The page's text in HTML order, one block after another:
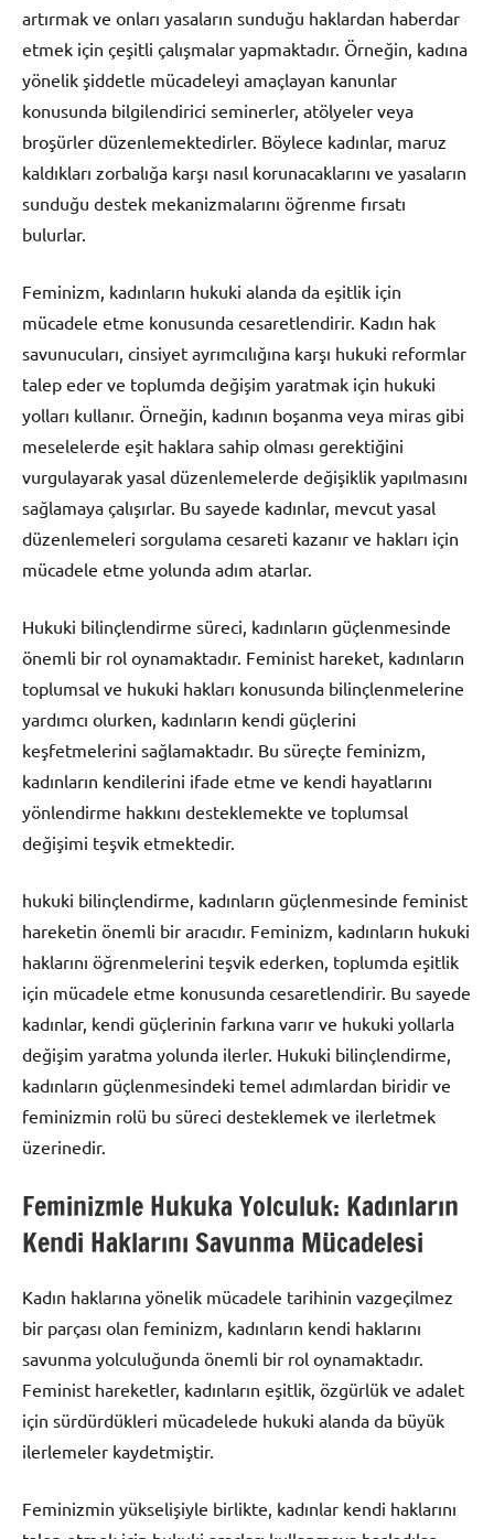
artırmak ve onları yasaların sunduğu haklardan haberdar
etmek için çeşitli çalışmalar yapmaktadır. Örneğin, kadına
yönelik şiddetle mücadeleyi amaçlayan kanunlar
konusunda bilgilendirici seminerler, atölyeler veya
broşürler düzenlemektedirler. Böylece kadınlar, maruz
kaldıkları zorbalığa karşı nasıl korunacaklarını ve yasaların
sunduğu destek mekanizmalarını öğrenme fırsatı
bulurlar.
Feminizm, kadınların hukuki alanda da eşitlik için
mücadele etme konusunda cesaretlendirir. Kadın hak
savunucuları, cinsiyet ayrımcılığına karşı hukuki reformlar
talep eder ve toplumda değişim yaratmak için hukuki
yolları kullanır. Örneğin, kadının boşanma veya miras gibi
meselelerde eşit haklara sahip olması gerektiğini
vurgulayarak yasal düzenlemelerde değişiklik yapılmasını
sağlamaya çalışırlar. Bu sayede kadınlar, mevcut yasal
düzenlemeleri sorgulama cesareti kazanır ve hakları için
mücadele etme yolunda adım atarlar.
Hukuki bilinçlendirme süreci, kadınların güçlenmesinde
önemli bir rol oynamaktadır. Feminist hareket, kadınların
toplumsal ve hukuki hakları konusunda bilinçlenmelerine
yardımcı olurken, kadınların kendi güçlerini
keşfetmelerini sağlamaktadır. Bu süreçte feminizm,
kadınların kendilerini ifade etme ve kendi hayatlarını
yönlendirme hakkını desteklemekte ve toplumsal
değişimi teşvik etmektedir.
hukuki bilinçlendirme, kadınların güçlenmesinde feminist
hareketin önemli bir aracıdır. Feminizm, kadınların hukuki
haklarını öğrenmelerini teşvik ederken, toplumda eşitlik
için mücadele etme konusunda cesaretlendirir. Bu sayede
kadınlar, kendi güçlerinin farkına varır ve hukuki yollarla
değişim yaratma yolunda ilerler. Hukuki bilinçlendirme,
kadınların güçlenmesindeki temel adımlardan biridir ve
feminizmin rolü bu süreci desteklemek ve ilerletmek
üzerinedir.
Feminizmle Hukuka Yolculuk: Kadınların
Kendi Haklarını Savunma Mücadelesi
Kadın haklarına yönelik mücadele tarihinin vazgeçilmez
bir parçası olan feminizm, kadınların kendi haklarını
savunma yolculuğunda önemli bir rol oynamaktadır.
Feminist hareketler, kadınların eşitlik, özgürlük ve adalet
için sürdürdükleri mücadelede hukuki alanda da büyük
ilerlemeler kaydetmiştir.
Feminizmin yükselişiyle birlikte, kadınlar kendi haklarını